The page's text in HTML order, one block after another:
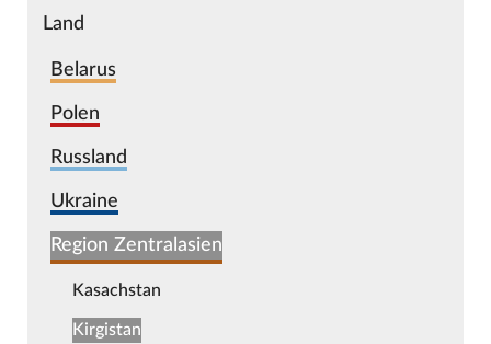
Land
Belarus
Polen
Russland
Ukraine
Region Zentralasien
Kasachstan
Kirgistan